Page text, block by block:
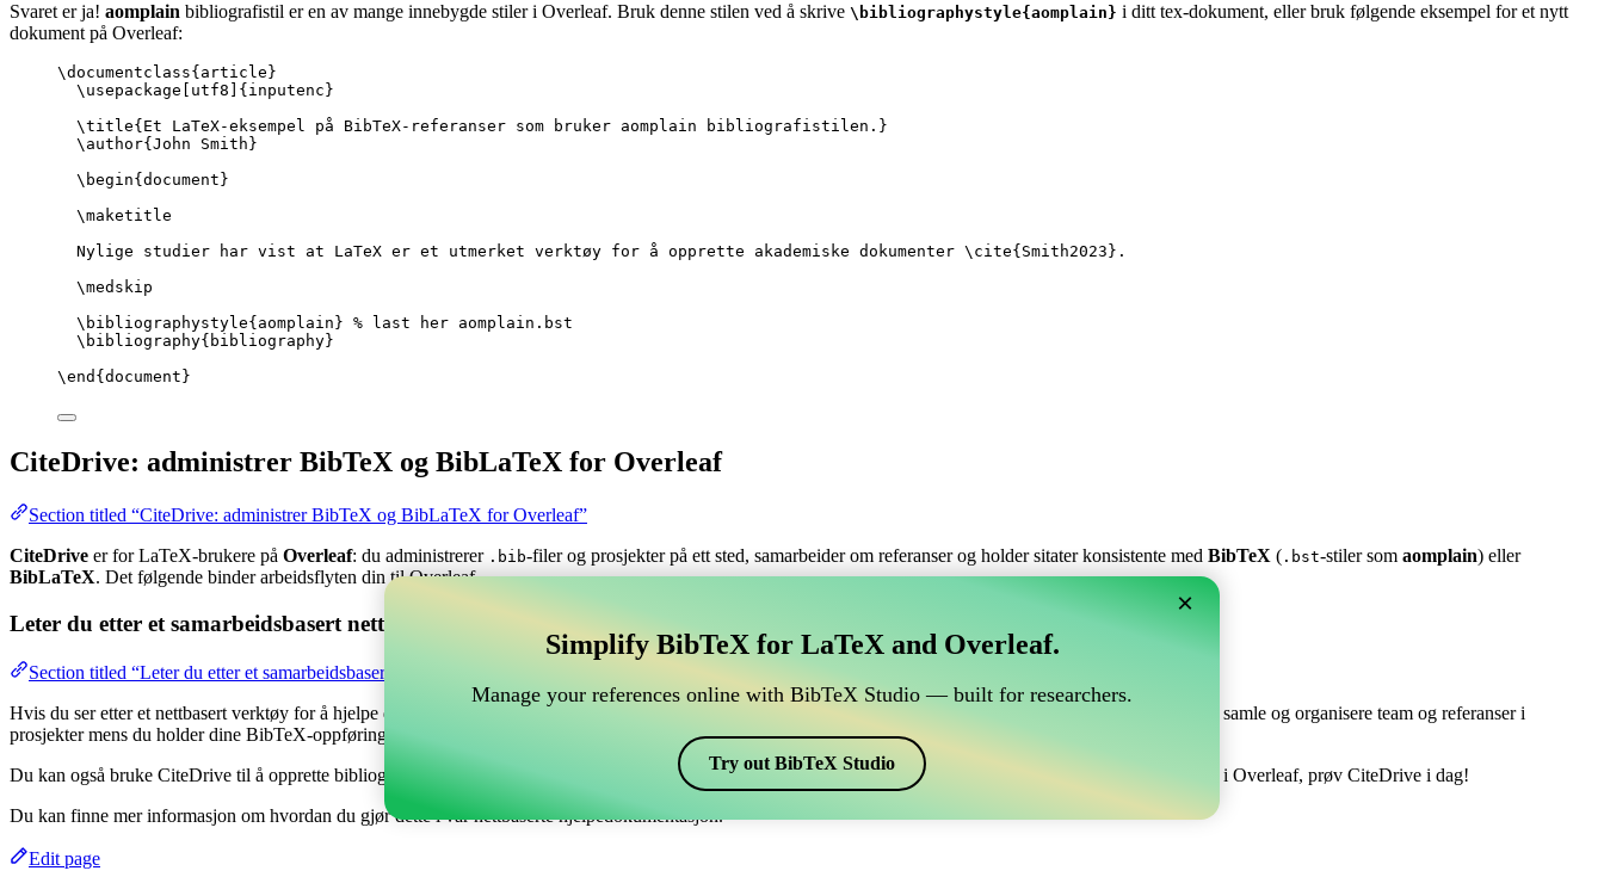
Svaret er ja! aomplain bibliografistil er en av mange innebygde stiler i Overleaf. Bruk denne stilen ved å skrive \bibliographystyle{aomplain} i ditt tex-dokument, eller bruk følgende eksempel for et nytt
dokument på Overleaf:
\documentclass{ article }
\usepackage
utf8 ]{ inputenc }
\title{Et LaTeX-eksempel på BibTeX-referanser som bruker aomplain bibliografistilen.}
\author{John Smith}
\begin{ document }
\maketitle
Nylige studier har vist at LaTeX er et utmerket verktøy for å opprette akademiske dokumenter \cite{ Smith2023 }.
\medskip
\bibliographystyle{aomplain} % last her aomplain.bst
\bibliography{bibliography}
\end { document }
CiteDrive: administrer BibTeX og BibLaTeX for Overleaf
Section titled “CiteDrive: administrer BibTeX og BibLaTeX for Overleaf”
CiteDrive er for LaTeX-brukere på Overleaf: du administrerer .bib-filer og prosjekter på ett sted, samarbeider om referanser og holder sitater konsistente med BibTeX ( .bst-stiler som aomplain) eller
BibLaTeX. Det følgende binder arbeidsflyten din til Overleaf.
Leter du etter et samarbeidsbasert nettverktøy for å håndtere din BibTeX-referanse, som kobles til Overleaf?
Section titled “Leter du etter et samarbeidsbasert nettverktøy for å håndtere din BibTeX-referanse, som kobles til Overleaf?”
Hvis du ser etter et nettbasert verktøy for å hjelpe deg med å håndtere dine referanser, siteringer og bibliografi i Overleaf, kan CiteDrive være perfekt! Det lar deg samle og organisere team og referanser i
prosjekter mens du holder dine BibTeX-oppføringer oppdatert i ditt Overleaf-prosjekt.
Du kan også bruke CiteDrive til å opprette bibliografier og siteringer i ulike stiler, inkludert aomplain. Så hvis du ser etter en enkel måte å håndtere din bibliografi i Overleaf, prøv CiteDrive i dag!
Du kan finne mer informasjon om hvordan du gjør dette i vår nettbaserte hjelpedokumentasjon.
Edit page
×
Simplify BibTeX for LaTeX and Overleaf.
Manage your references online with BibTeX Studio — built for researchers.
Try out BibTeX Studio